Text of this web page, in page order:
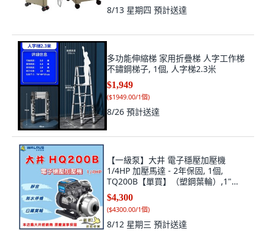
8/13 星期四 預計送達
多功能伸縮梯 家用折疊梯 人字工作梯
不鏽鋼梯子, 1個, 人字梯2.3米
$1,949
($1949.00/1個)
8/26 預計送達
【一級泵】大井 電子穩壓加壓機
1/4HP 加壓馬達 - 2年保固, 1個,
TQ200B【單買】（塑鋼葉輪）,1"
(25mm) /220V
$4,300
($4300.00/1個)
8/12 星期三 預計送達